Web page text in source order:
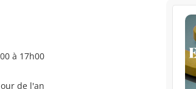
à 17h00
de l'an